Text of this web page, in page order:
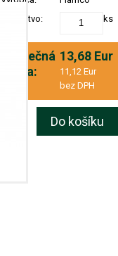
Množstvo:
ks
Konečná
cena:
13,68 Eur
11,12 Eur
bez DPH
Do košíku